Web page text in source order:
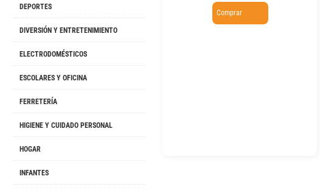
DEPORTES
DIVERSIÓN Y ENTRETENIMIENTO
ELECTRODOMÉSTICOS
ESCOLARES Y OFICINA
FERRETERÍA
HIGIENE Y CUIDADO PERSONAL
HOGAR
INFANTES
Comprar